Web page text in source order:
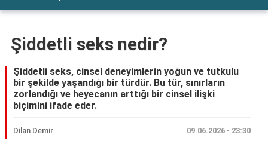
Şiddetli seks nedir?
Şiddetli seks, cinsel deneyimlerin yoğun ve tutkulu
bir şekilde yaşandığı bir türdür. Bu tür, sınırların
zorlandığı ve heyecanın arttığı bir cinsel ilişki
biçimini ifade eder.
Dilan Demir 09.06.2026 • 23:30